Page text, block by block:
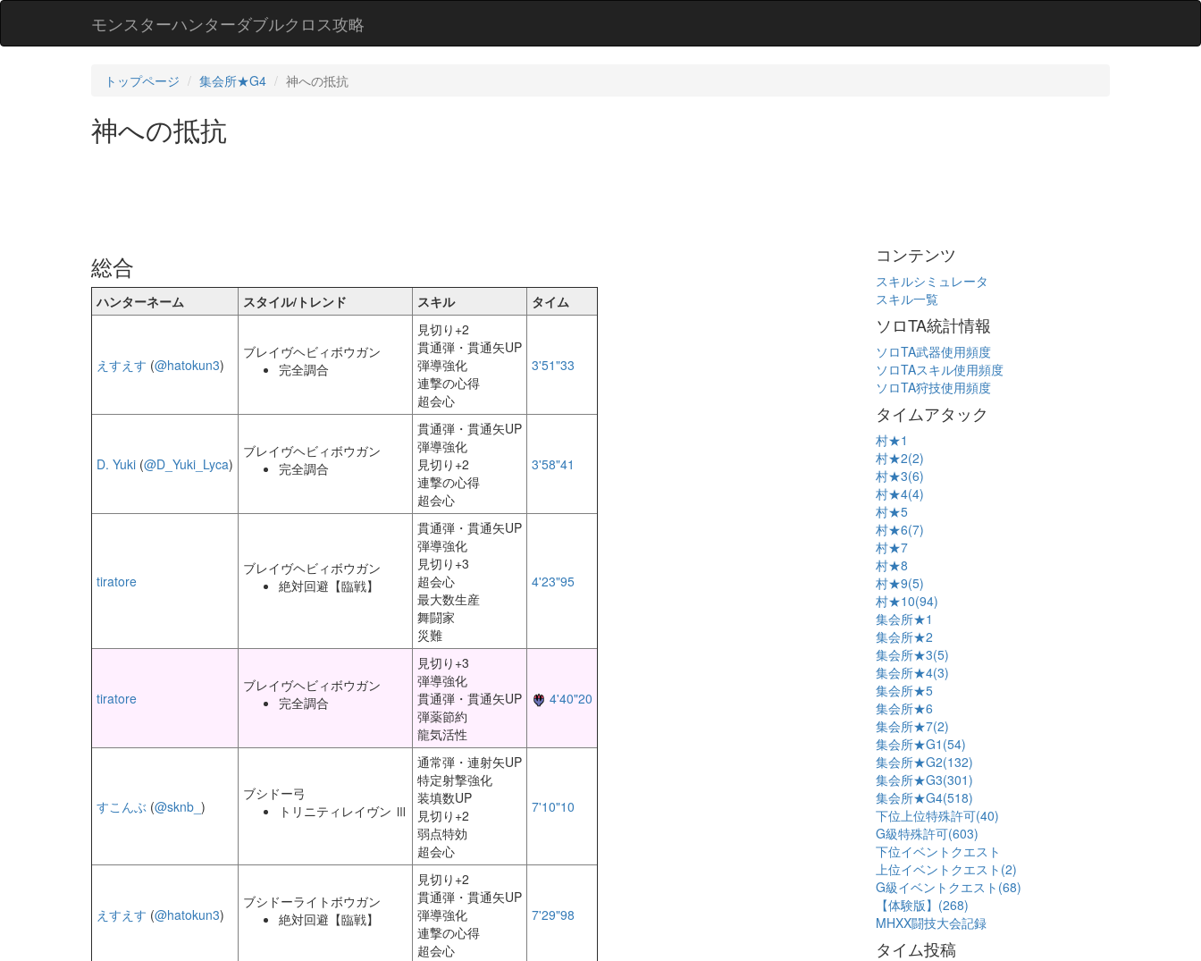
モンスターハンターダブルクロス攻略
トップページ 集会所★G4 神への抵抗
神への抵抗
総合
ハンターネーム スタイル/トレンド スキル タイム
えすえす (@hatokun3)
ブレイヴヘビィボウガン
完全調合
見切り+2
貫通弾・貫通矢UP
弾導強化
連撃の心得
超会心
3'51"33
D. Yuki (@D_Yuki_Lyca)
ブレイヴヘビィボウガン
完全調合
貫通弾・貫通矢UP
弾導強化
見切り+2
連撃の心得
超会心
3'58"41
tiratore
ブレイヴヘビィボウガン
絶対回避【臨戦】
貫通弾・貫通矢UP
弾導強化
見切り+3
超会心
最大数生産
舞闘家
災難
4'23"95
tiratore
ブレイヴヘビィボウガン
完全調合
見切り+3
弾導強化
貫通弾・貫通矢UP
弾薬節約
龍気活性
4'40"20
すこんぶ (@sknb_ )
ブシドー弓
トリニティレイヴン Ⅲ
通常弾・連射矢UP
特定射撃強化
装填数UP
見切り+2
弱点特効
超会心
7'10"10
えすえす (@hatokun3)
ブシドーライトボウガン
絶対回避【臨戦】
見切り+2
貫通弾・貫通矢UP
弾導強化
連撃の心得
超会心
7'29"98
コンテンツ
スキルシミュレータ
スキル一覧
ソロTA統計情報
ソロTA武器使用頻度
ソロTAスキル使用頻度
ソロTA狩技使用頻度
タイムアタック
村★1
村★2(2)
村★3(6)
村★4(4)
村★5
村★6(7)
村★7
村★8
村★9(5)
村★10(94)
集会所★1
集会所★2
集会所★3(5)
集会所★4(3)
集会所★5
集会所★6
集会所★7(2)
集会所★G1(54)
集会所★G2(132)
集会所★G3(301)
集会所★G4(518)
下位上位特殊許可(40)
G級特殊許可(603)
下位イベントクエスト
上位イベントクエスト(2)
G級イベントクエスト(68)
【体験版】(268)
MHXX闘技大会記録
タイム投稿